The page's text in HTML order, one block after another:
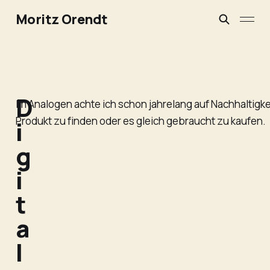
Moritz Orendt
Im Analogen achte ich schon jahrelang auf
Produkt zu finden oder es gleich gebraucht zu kaufen.
D
i
g
i
t
a
l